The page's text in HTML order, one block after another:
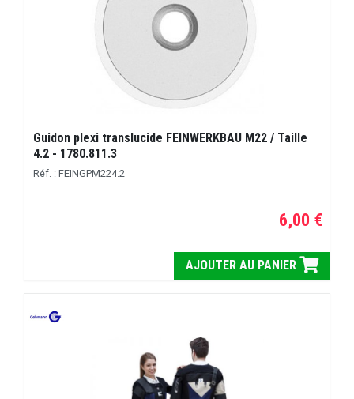
Guidon plexi translucide FEINWERKBAU M22 / Taille
4.2 - 1780.811.3
Réf. : FEINGPM224.2
6,00 €
AJOUTER AU PANIER